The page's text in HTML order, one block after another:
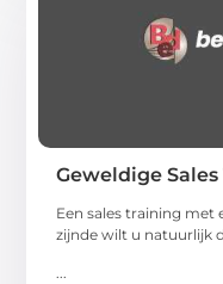
Geweldige
Een sales training met
zijnde wilt u natuurlijk
...